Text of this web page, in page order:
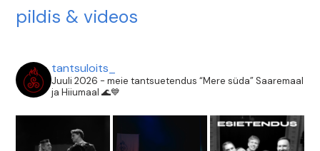
pildis & videos
tantsuloits_
Juuli 2026 - meie tantsuetendus “Mere süda” Saaremaal
ja Hiiumaal 🌊💙